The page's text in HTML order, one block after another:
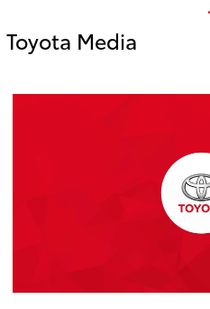
Toyota Media